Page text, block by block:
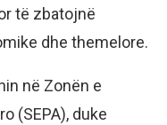
të zbatojnë
dhe themelore.
në Zonën e
(SEPA), duke